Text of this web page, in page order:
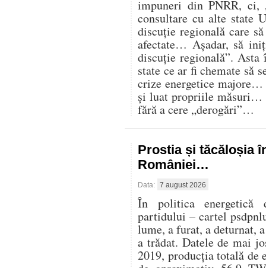
impuneri din PNRR, ci,
consultare cu alte state
discuție regională care
afectate… Așadar, să
discuție regională”.
state ce ar fi chemate să
crize energetice
și luat propriile măsuri…
fără a cere „derogări”…
Prostia și tăcăloșia
României…
Data: 7 august 2026
În politica
partidului – cartel
lume, a furat, a deturnat,
a trădat. Datele de mai
2019, producția totală de